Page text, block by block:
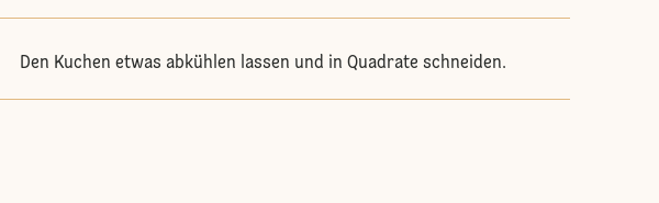
Den Kuchen etwas abkühlen lassen und in Quadrate schneiden.